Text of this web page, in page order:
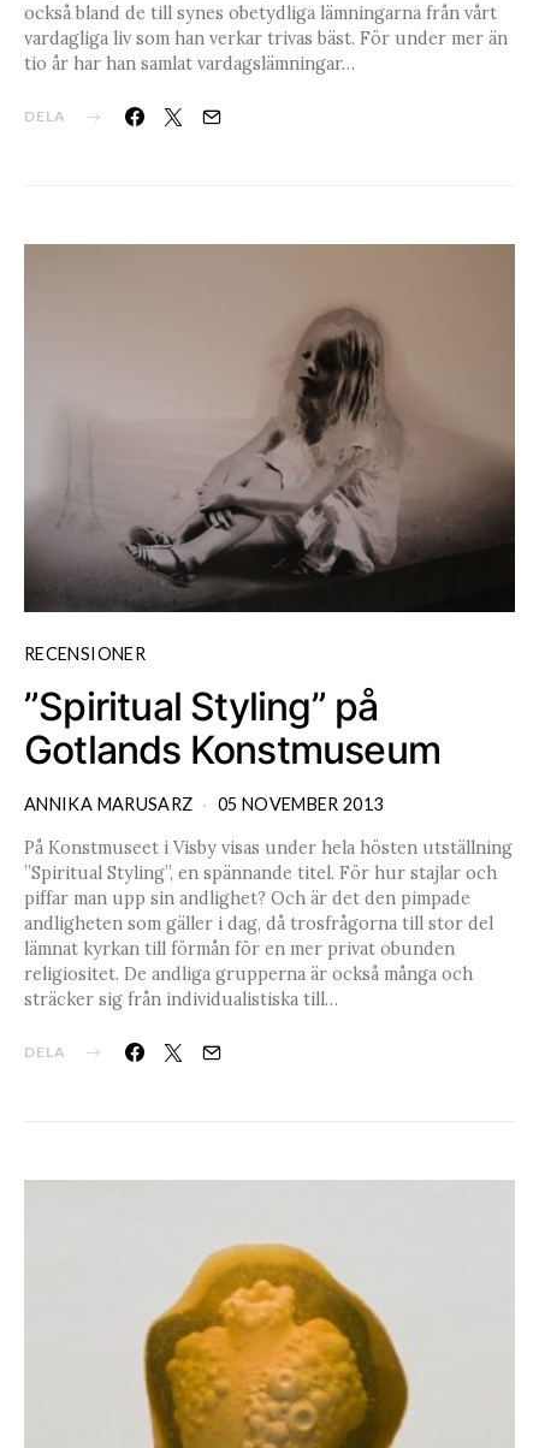
också bland de till synes obetydliga lämningarna från vårt
vardagliga liv som han verkar trivas bäst. För under mer än
tio år har han samlat vardagslämningar…
DELA
RECENSIONER
”Spiritual Styling” på
Gotlands Konstmuseum
ANNIKA MARUSARZ 05 NOVEMBER 2013
På Konstmuseet i Visby visas under hela hösten utställning
”Spiritual Styling”, en spännande titel. För hur stajlar och
piffar man upp sin andlighet? Och är det den pimpade
andligheten som gäller i dag, då trosfrågorna till stor del
lämnat kyrkan till förmån för en mer privat obunden
religiositet. De andliga grupperna är också många och
sträcker sig från individualistiska till…
DELA